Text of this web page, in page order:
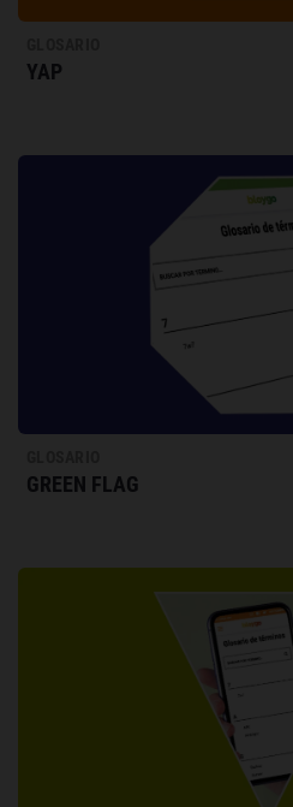
YAP
GREEN FLAG